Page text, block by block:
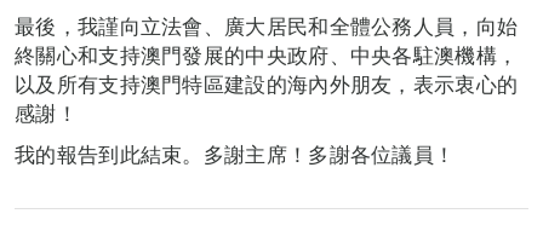
最後，我謹向立法會、廣大居民和全體公務人員，向始
終關心和支持澳門發展的中央政府、中央各駐澳機構，
以及所有支持澳門特區建設的海內外朋友，表示衷心的
感謝！
我的報告到此結束。多謝主席！多謝各位議員！